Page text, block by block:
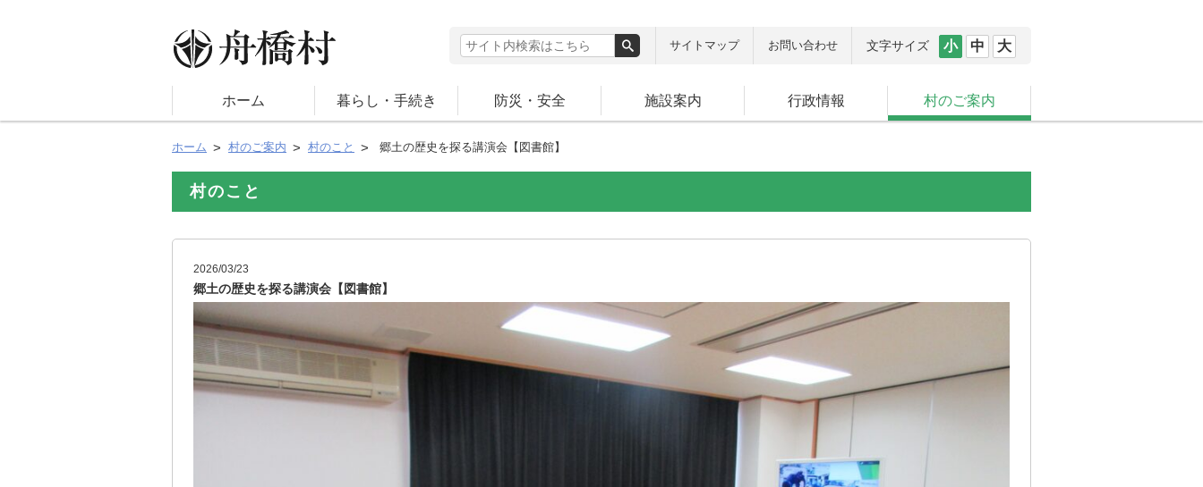
サイトマップ お問い合わせ 文字サイズ 小 中 大
ホーム 暮らし・手続き 防災・安全 施設案内 行政情報 村のご案内
ホーム 村のご案内 村のこと 郷土の歴史を探る講演会【図書館】
村のこと
2026/03/23
郷土の歴史を探る講演会【図書館】